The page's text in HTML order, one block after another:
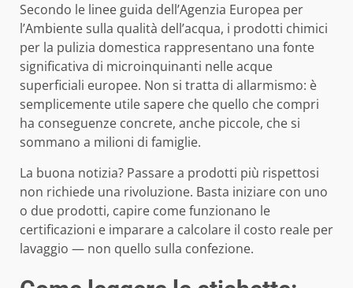
Secondo le linee guida dell’Agenzia Europea per
l’Ambiente sulla qualità dell’acqua, i prodotti chimici
per la pulizia domestica rappresentano una fonte
significativa di microinquinanti nelle acque
superficiali europee. Non si tratta di allarmismo: è
semplicemente utile sapere che quello che compri
ha conseguenze concrete, anche piccole, che si
sommano a milioni di famiglie.
La buona notizia? Passare a prodotti più rispettosi
non richiede una rivoluzione. Basta iniziare con uno
o due prodotti, capire come funzionano le
certificazioni e imparare a calcolare il costo reale per
lavaggio — non quello sulla confezione.